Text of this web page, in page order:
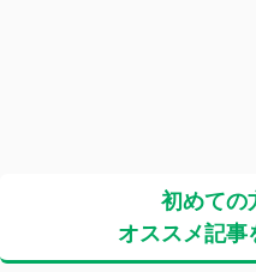
初めての
オススメ記